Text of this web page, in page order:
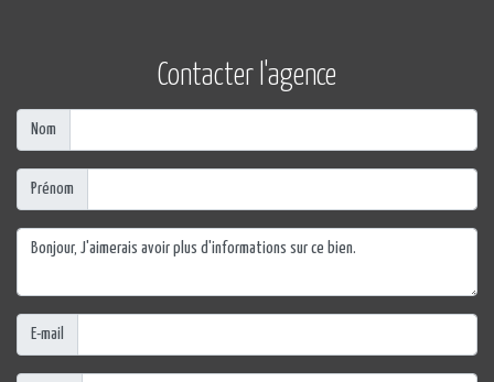
Contacter l'agence
Nom
Prénom
E-mail